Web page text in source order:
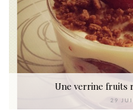
Une verrine fruits
29